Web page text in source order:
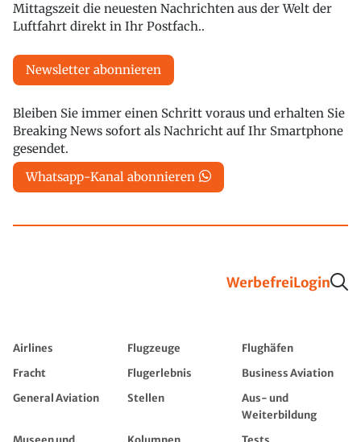
Mittagszeit die neuesten Nachrichten aus der Welt der
Luftfahrt direkt in Ihr Postfach..
Newsletter abonnieren
Bleiben Sie immer einen Schritt voraus und erhalten Sie
Breaking News sofort als Nachricht auf Ihr Smartphone
gesendet.
Whatsapp-Kanal abonnieren
WerbefreiLogin
Airlines Flugzeuge
Flughäfen
Fracht
Flugerlebnis
Business Aviation
General Aviation
Stellen
Aus- und
Weiterbildung